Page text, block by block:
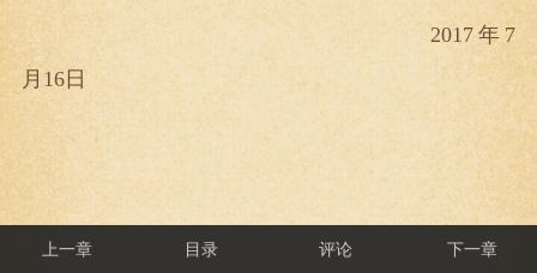
2017年7
月16日
上一章 目录 评论 下一章